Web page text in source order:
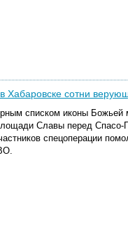
Хабаровске сотни
списком иконы Божьей
Славы перед Спасо-
спецоперации